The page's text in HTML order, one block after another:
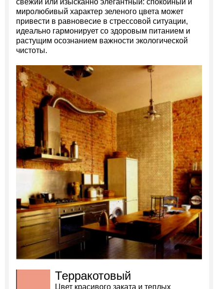
миролюбивый характер зеленого цвета может
привести в равновесие в стрессовой ситуации,
идеально гармонирует со здоровым питанием и
растущим осознанием важности экологической
чистоты.
Терракотовый
Цвет красивого заката и теплых